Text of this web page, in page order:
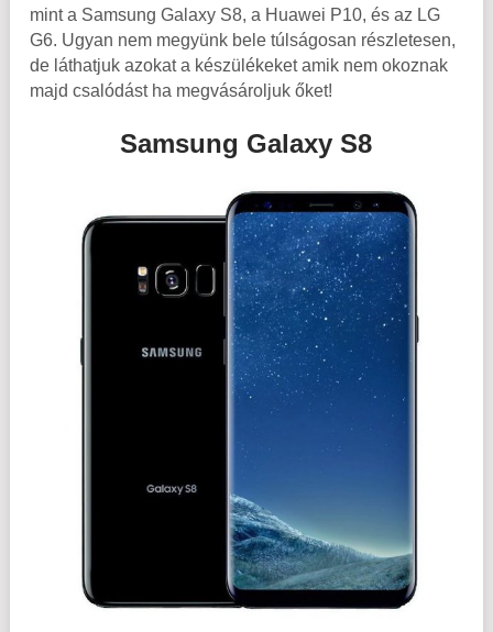
mint a Samsung Galaxy S8, a Huawei P10, és az LG
G6. Ugyan nem megyünk bele túlságosan részletesen,
de láthatjuk azokat a készülékeket amik nem okoznak
majd csalódást ha megvásároljuk őket!
Samsung Galaxy S8